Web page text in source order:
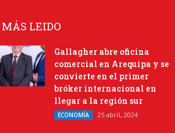
MÁS LEIDO
Gallagher abre oficina
comercial en Arequipa y se
convierte en el primer
bróker internacional en
llegar a la región sur
ECONOMÍA 25 abril, 2024